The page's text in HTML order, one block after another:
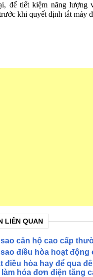
để tiết kiệm năng lượng
khi quyết định tắt máy
LIÊN QUAN
căn hộ cao cấp
điều hòa hoạt động
điều hòa hay để qua
hóa đơn điện tăng